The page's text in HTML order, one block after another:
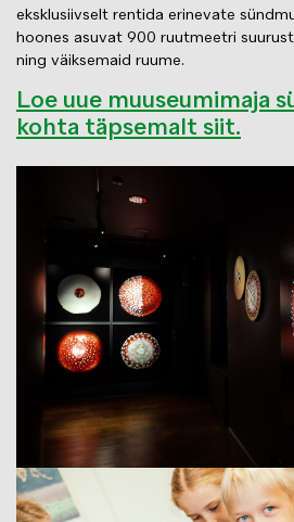
eksklusiivselt rentida erinevate
hoones asuvat 900 ruutmeetri
ning väiksemaid ruume.
Loe uue muuseumimaja
kohta täpsemalt siit.
Image